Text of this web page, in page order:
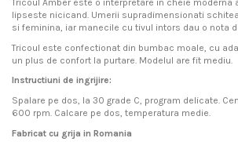
Tricoul Amber este o interpretare in cheie moderna
lipseste nicicand. Umerii supradimensionati
si feminina, iar manecile cu tivul intors dau o nota
Tricoul este confectionat din bumbac moale, cu
un plus de confort la purtare. Modelul are fit mediu.
Instructiuni de ingrijire:
Spalare pe dos, la 30 grade C, program delicate.
600 rpm. Calcare pe dos, temperatura medie.
Fabricat cu grija in Romania